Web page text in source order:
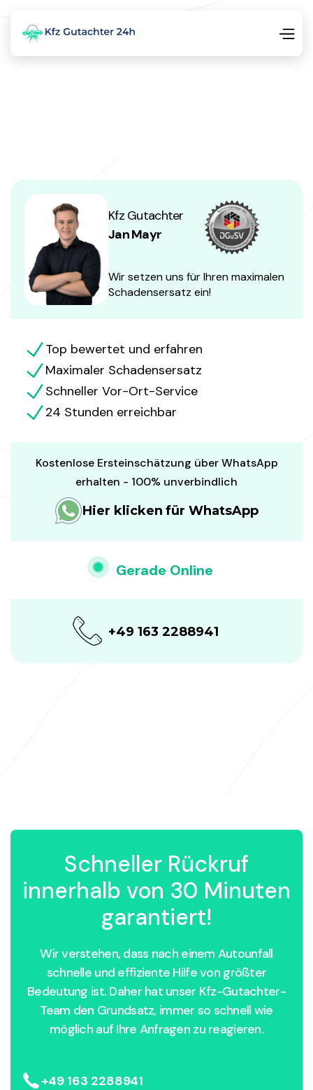
Kfz Gutachter
Jan Mayr
Wir setzen uns für Ihren maximalen
Schadensersatz ein!
Top bewertet und erfahren
Maximaler Schadensersatz
Schneller Vor-Ort-Service
24 Stunden erreichbar
Kostenlose Ersteinschätzung über WhatsApp
erhalten - 100% unverbindlich
Hier klicken für WhatsApp
Gerade Online
+49 163 2288941
Schneller Rückruf
innerhalb von 30 Minuten
garantiert!
Wir verstehen, dass nach einem Autounfall
schnelle und effiziente Hilfe von größter
Bedeutung ist. Daher hat unser Kfz-Gutachter-
Team den Grundsatz, immer so schnell wie
möglich auf Ihre Anfragen zu reagieren.
+49 163 2288941